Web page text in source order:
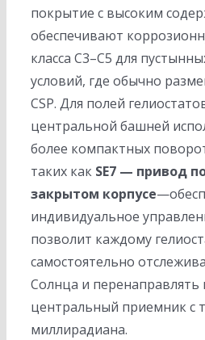
покрытие с высоким
обеспечивают
класса C3–C5 для
условий, где обычно
CSP. Для полей
центральной башней
более компактных
таких как SE7 — привод
закрытом корпусе
индивидуальное
позволит каждому
самостоятельно
Солнца и перенаправлять
центральный приемник с
миллирадиана.